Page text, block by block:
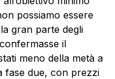
possiamo essere
gran parte degli
il
meno della metà a
fase due, con prezzi